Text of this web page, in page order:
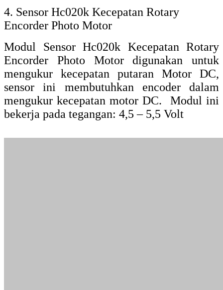
membaca kecepatan motor dari pergerakan
medan magnet yang dihasilkan oleh objek
yang diukurnya (contohnya adalah
pergerakan medan elektromagnetik pada
motor DC). Jadi sensor ini tidak
membutuhkan alat bantu dalam melakukan
pengukuran kecepatan motor. Berikut di
bawah ini adalah gambar modul sensor hall